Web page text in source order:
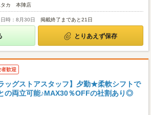
タカ 本陣店
時：8月30日 掲載終了まであと21日
とりあえず保存
歓迎
ッグストアスタッフ】夕勤★柔軟シフトで
の両立可能♪MAX30％OFFの社割あり◎